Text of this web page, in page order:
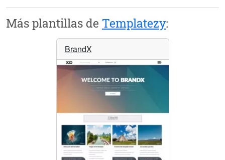
Más plantillas de Templatezy:
BrandX